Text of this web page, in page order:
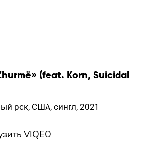
(feat. Korn, Suicidal
рок, США, сингл, 2021
VIQEO